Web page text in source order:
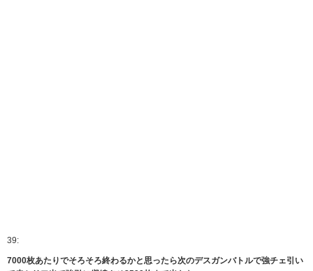
39:
7000枚あたりでそろそろ終わるかと思ったら次のデスガンバトルで強チェ引い